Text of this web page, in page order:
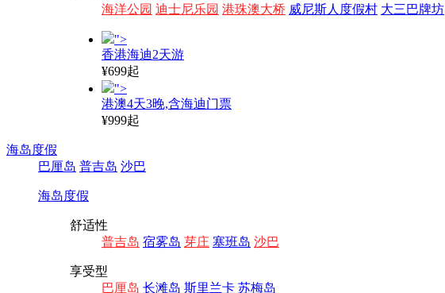
海洋公园 迪士尼乐园 港珠澳大桥 威尼斯人度假村 大三巴牌坊
">
香港海迪2天游
¥699起
">
港澳4天3晚,含海迪门票
¥999起
海岛度假
巴厘岛 普吉岛 沙巴
海岛度假
舒适性
普吉岛 宿雾岛 芽庄 塞班岛 沙巴
享受型
巴厘岛 长滩岛 斯里兰卡 苏梅岛